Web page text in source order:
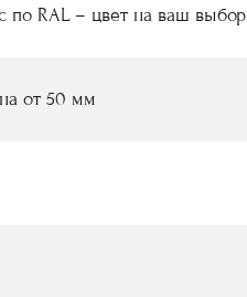
по RAL – цвет на ваш выбор
от 50 мм